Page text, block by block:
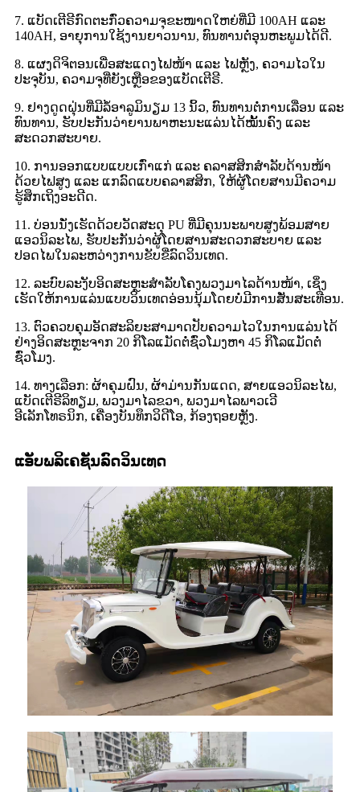
7. ແບັດເຕີຣີກົດຕະກົ່ວຄວາມຈຸຂະໜາດໃຫຍ່ທີ່ມີ 100AH ​​ແລະ
140AH, ອາຍຸການໃຊ້ງານຍາວນານ, ທົນທານຕໍ່ອຸນຫະພູມໄດ້ດີ.
8. ແຜງດິຈິຕອນເພື່ອສະແດງໄຟໜ້າ ແລະ ໄຟຫຼັງ, ຄວາມໄວໃນ
ປະຈຸບັນ, ຄວາມຈຸທີ່ຍັງເຫຼືອຂອງແບັດເຕີຣີ.
9. ຢາງດູດຝຸ່ນທີ່ມີລໍ້ອາລູມິນຽມ 13 ນິ້ວ, ທົນທານຕໍ່ການເລື່ອນ ແລະ
ທົນທານ, ຮັບປະກັນວ່າຍານພາຫະນະແລ່ນໄດ້ໝັ້ນຄົງ ແລະ
ສະດວກສະບາຍ.
10. ການອອກແບບແບບເກົ່າແກ່ ແລະ ຄລາສສິກສຳລັບດ້ານໜ້າ
ດ້ວຍໄຟສູງ ແລະ ແກລົດແບບຄລາສສິກ, ໃຫ້ຜູ້ໂດຍສານມີຄວາມ
ຮູ້ສຶກເຖິງອະດີດ.
11. ບ່ອນນັ່ງເຮັດດ້ວຍວັດສະດຸ PU ທີ່ມີຄຸນນະພາບສູງພ້ອມສາຍ
ແອວນິລະໄພ, ຮັບປະກັນວ່າຜູ້ໂດຍສານສະດວກສະບາຍ ແລະ
ປອດໄພໃນລະຫວ່າງການຂັບຂີ່ລົດວິນເທດ.
12. ລະບົບລະງັບອິດສະຫຼະສຳລັບໂຄງພວງມາໄລດ້ານໜ້າ, ເຊິ່ງ
ເຮັດໃຫ້ການແລ່ນແບບວິນເທດອ່ອນນຸ້ມໂດຍບໍ່ມີການສັ່ນສະເທືອນ.
13. ຕົວຄວບຄຸມອັດສະລິຍະສາມາດປັບຄວາມໄວໃນການແລ່ນໄດ້
ຢ່າງອິດສະຫຼະຈາກ 20 ກິໂລແມັດຕໍ່ຊົ່ວໂມງຫາ 45 ກິໂລແມັດຕໍ່
ຊົ່ວໂມງ.
14. ທາງເລືອກ: ຜ້າຄຸມຝົນ, ຜ້າມ່ານກັນແດດ, ສາຍແອວນິລະໄພ,
ແບັດເຕີຣີລິທຽມ, ພວງມາໄລຂວາ, ພວງມາໄລພາວເວີ
ອີເລັກໂທຣນິກ, ເຄື່ອງບັນທຶກວິດີໂອ, ກ້ອງຖອຍຫຼັງ.
ແອັບພລິເຄຊັນລົດວິນເທດ